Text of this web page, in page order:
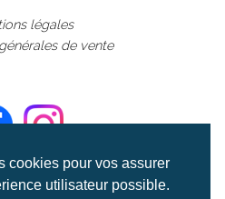
cookies pour vos assurer
utilisateur possible.
légales
de vente
marque déposée 2024